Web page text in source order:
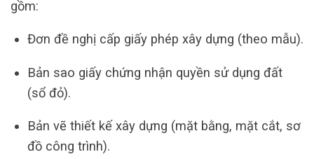
gồm:
Đơn đề nghị cấp giấy phép xây dựng (theo mẫu).
Bản sao giấy chứng nhận quyền sử dụng đất
(sổ đỏ).
Bản vẽ thiết kế xây dựng (mặt bằng, mặt cắt, sơ
đồ công trình).